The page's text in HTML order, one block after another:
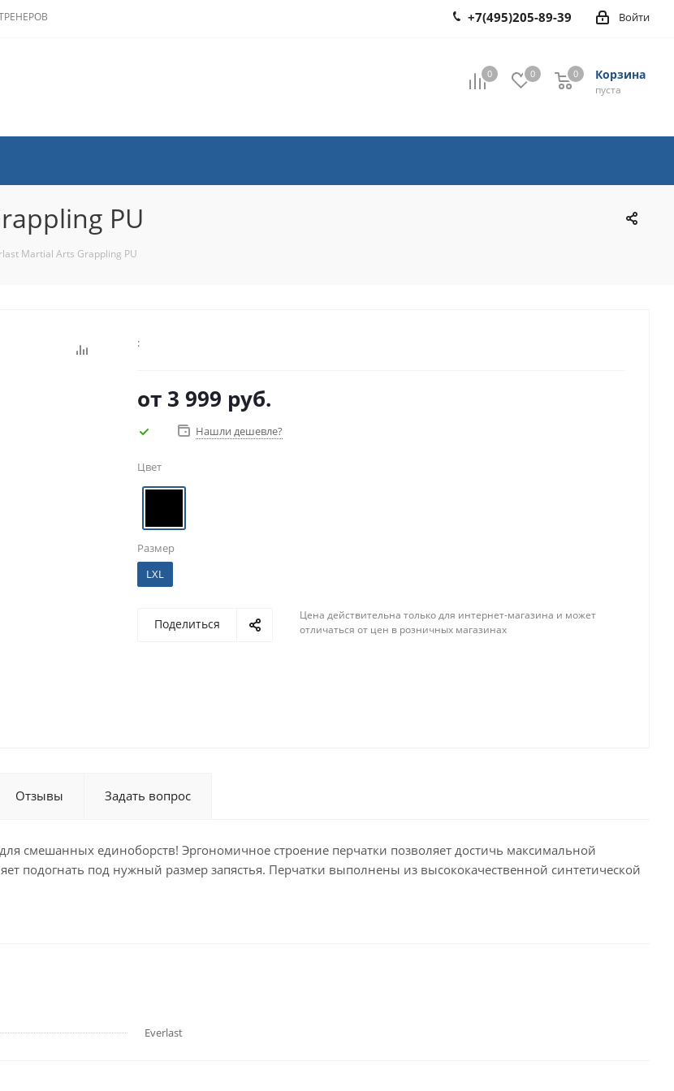
Войти
+7(495)205-89-39
0 0 Корзина
0
пуста
0
PU
Martial Arts Grappling PU
:
от 3 999 руб.
Нашли дешевле?
Цвет
Размер
LXL
Поделиться
Цена действительна только для интернет-магазина и может
отличаться от цен в розничных магазинах
Отзывы Задать вопрос
смешанных единоборств! Эргономичное строение перчатки позволяет достичь максимальной
подогнать под нужный размер запястья. Перчатки выполнены из высококачественной синтетической
Everlast